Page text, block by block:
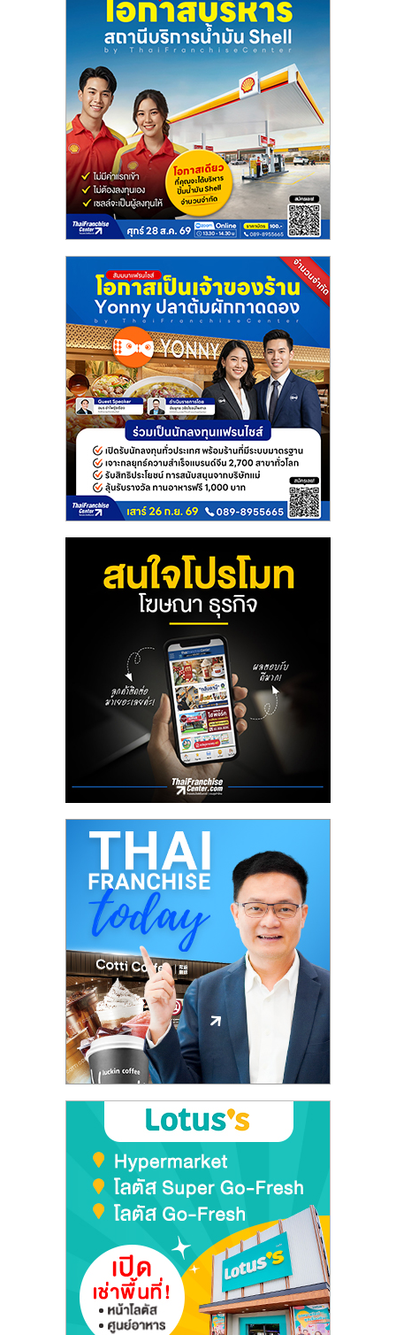
ไชส์
ขาย
แฟ
ไชส์
แฟ
ไชส์
ขาย
หน้า
บ้าน
ลงทุน
ปรึกษา
ลงทุน
และ
ขยาย
ไชส์,